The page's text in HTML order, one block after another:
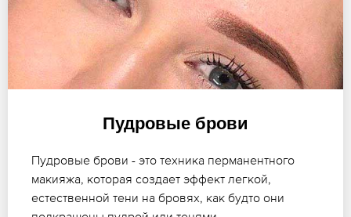
Пудровые брови
Пудровые брови - это техника перманентного
макияжа, которая создает эффект легкой,
естественной тени на бровях, как будто они